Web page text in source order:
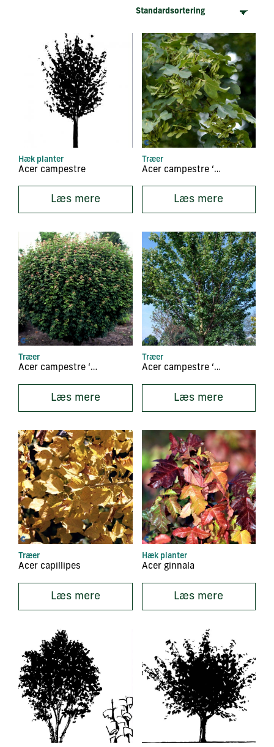
Hæk planter
Acer campestre
Læs mere
Træer
Acer campestre ‘Elsrijk’
Læs mere
Træer
Acer campestre ‘Nanum’
Læs mere
Træer
Acer campestre ‘Queen Elisabeth’
Læs mere
Træer
Acer capillipes
Læs mere
Hæk planter
Acer ginnala
Læs mere